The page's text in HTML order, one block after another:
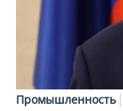
Промышленность